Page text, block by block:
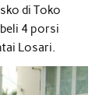
di Toko
4 porsi
Losari.